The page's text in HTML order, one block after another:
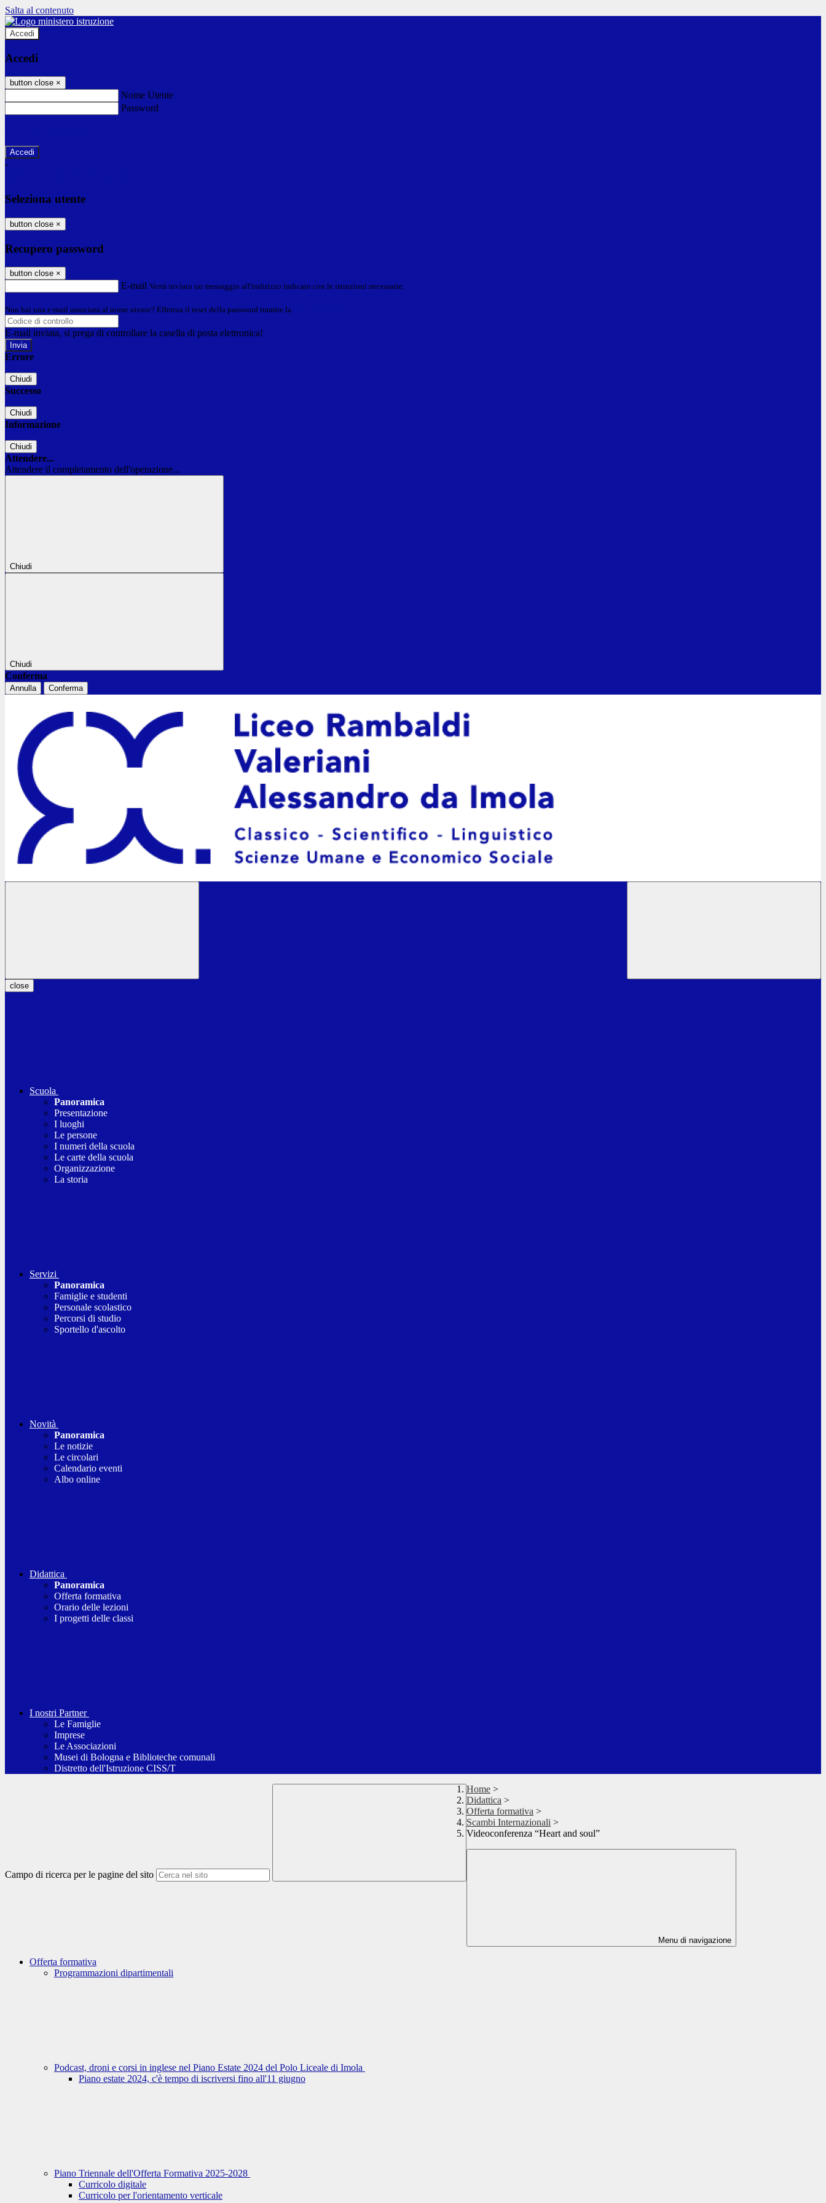
Salta al contenuto
Accedi
Accedi
button close ×
Nome Utente
Password
-
Seleziona utente
button close ×
Recupero password
button close ×
E-mail Verrà inviato un messaggio all'indirizzo indicato con le istruzioni necessarie.
Non hai una e-mail associata al nome utente? Effettua il reset della password tramite la
E-mail inviata, si prega di controllare la casella di posta elettronica!
Errore
Chiudi
Successo
Chiudi
Informazione
Chiudi
Attendere...
Attendere il completamento dell'operazione...
Chiudi
Chiudi
Conferma
Annulla Conferma
close
Scuola
Panoramica
Presentazione
I luoghi
Le persone
I numeri della scuola
Le carte della scuola
Organizzazione
La storia
Servizi
Panoramica
Famiglie e studenti
Personale scolastico
Percorsi di studio
Sportello d'ascolto
Novità
Panoramica
Le notizie
Le circolari
Calendario eventi
Albo online
Didattica
Panoramica
Offerta formativa
Orario delle lezioni
I progetti delle classi
I nostri Partner
Le Famiglie
Imprese
Le Associazioni
Musei di Bologna e Biblioteche comunali
Distretto dell'Istruzione CISS/T
Campo di ricerca per le pagine del sito
Home >
Didattica >
Offerta formativa >
Scambi Internazionali >
Videoconferenza “Heart and soul”
Menu di navigazione
Offerta formativa
Programmazioni dipartimentali
Podcast, droni e corsi in inglese nel Piano Estate 2024 del Polo Liceale di Imola
Piano estate 2024, c'è tempo di iscriversi fino all'11 giugno
Piano Triennale dell'Offerta Formativa 2025-2028
Curricolo digitale
Curricolo per l'orientamento verticale